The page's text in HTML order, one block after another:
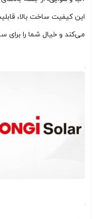
این کیفیت ساخت بالا،
می‌کند و خیال شما را برای